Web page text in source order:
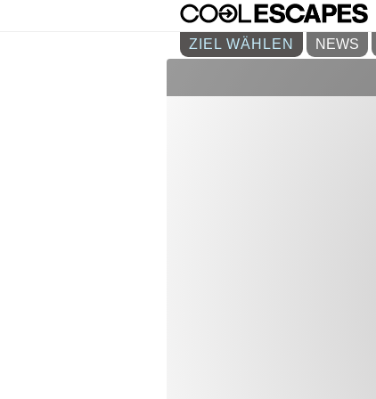
ZIEL WÄHLEN NEWS